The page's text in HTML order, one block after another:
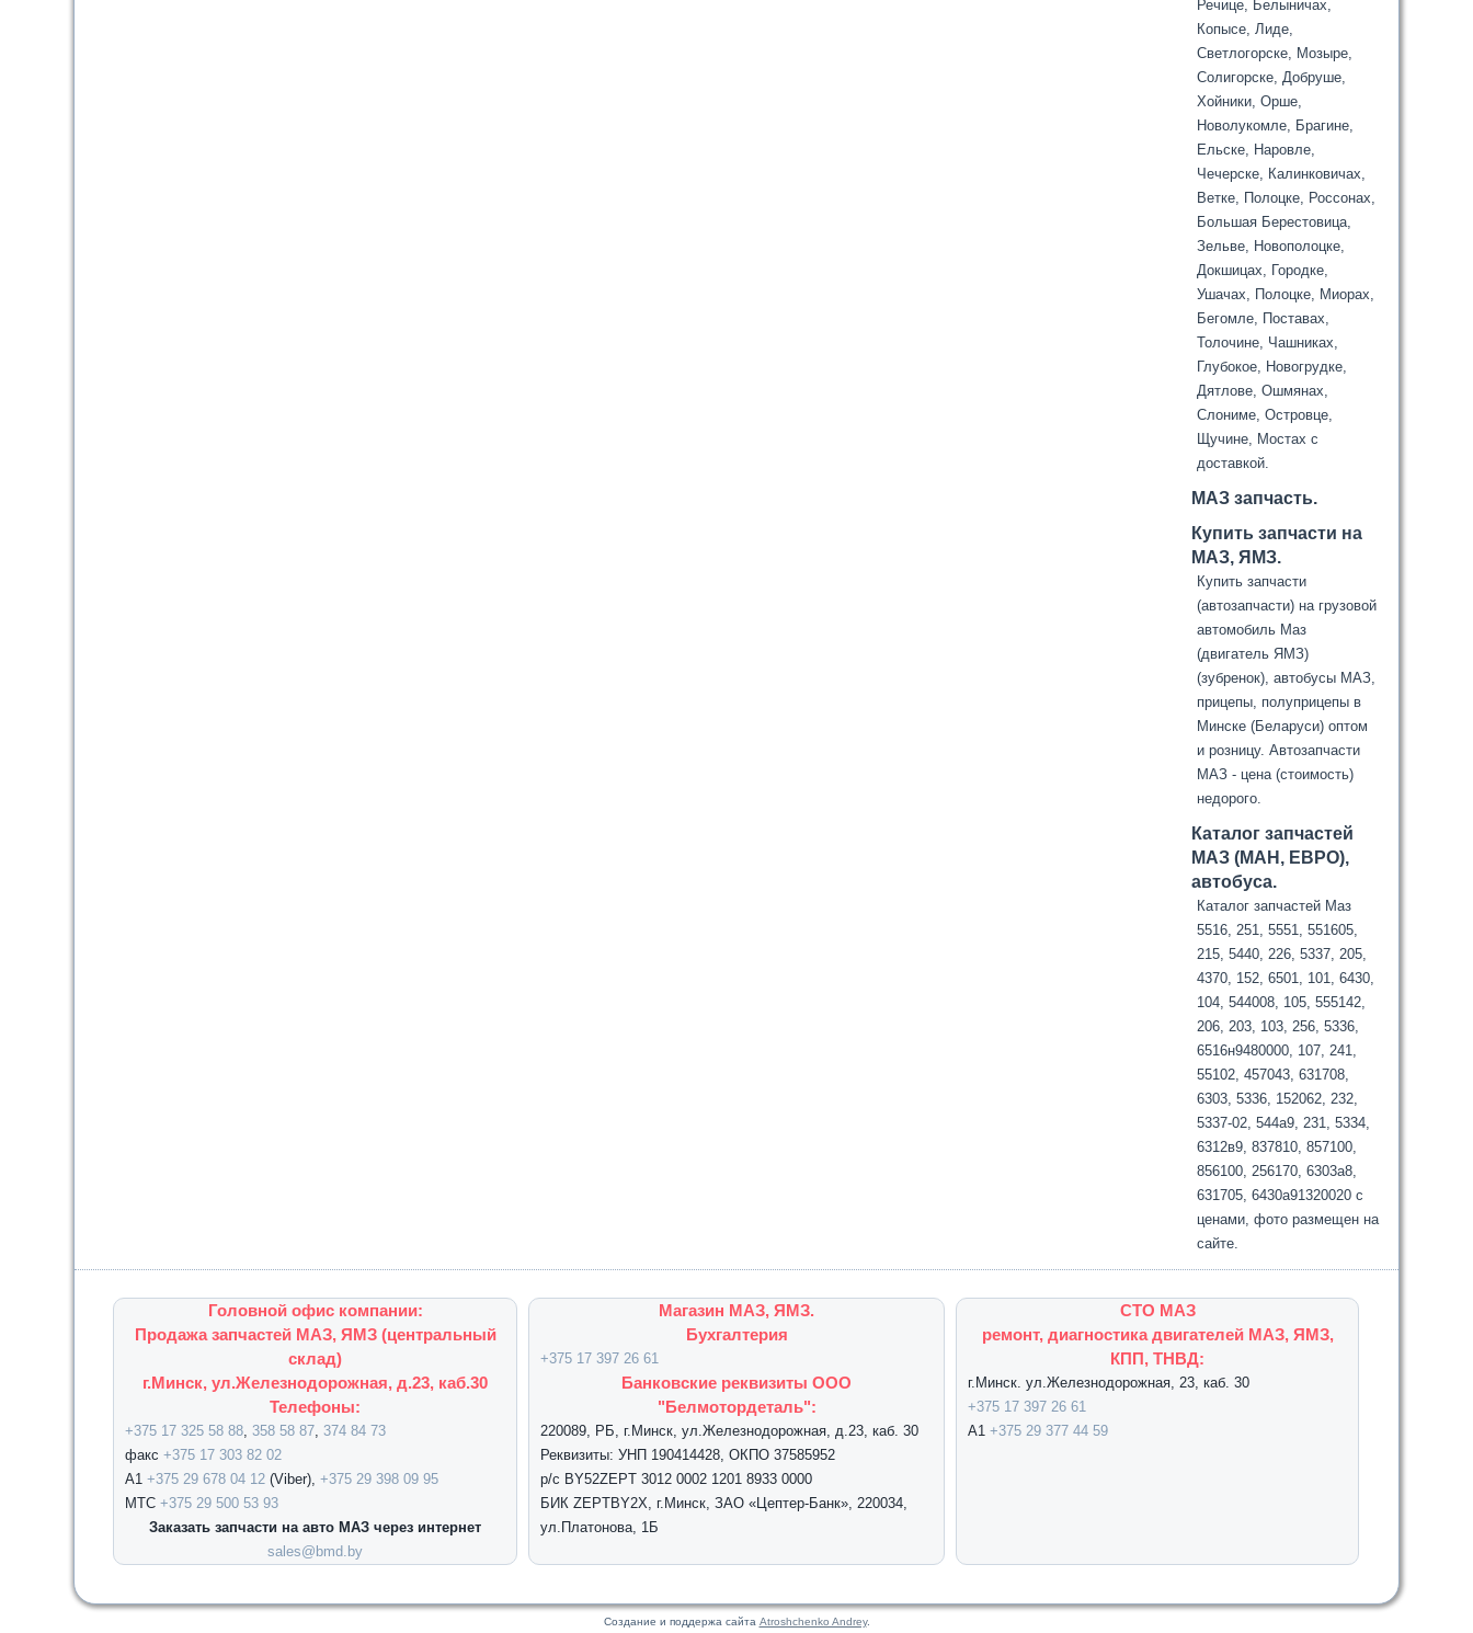
Речице, Белыничах,
Копысе, Лиде,
Светлогорске, Мозыре,
Солигорске, Добруше,
Хойники, Орше,
Новолукомле, Брагине,
Ельске, Наровле,
Чечерске, Калинковичах,
Ветке, Полоцке, Россонах,
Большая Берестовица,
Зельве, Новополоцке,
Докшицах, Городке,
Ушачах, Полоцке, Миорах,
Бегомле, Поставах,
Толочине, Чашниках,
Глубокое, Новогрудке,
Дятлове, Ошмянах,
Слониме, Островце,
Щучине, Мостах с
доставкой.
МАЗ запчасть.
Купить запчасти на
МАЗ, ЯМЗ.
Купить запчасти
(автозапчасти) на грузовой
автомобиль Маз
(двигатель ЯМЗ)
(зубренок), автобусы МАЗ,
прицепы, полуприцепы в
Минске (Беларуси) оптом
и розницу. Автозапчасти
МАЗ - цена (стоимость)
недорого.
Каталог запчастей
МАЗ (МАН, ЕВРО),
автобуса.
Каталог запчастей Маз
5516, 251, 5551, 551605,
215, 5440, 226, 5337, 205,
4370, 152, 6501, 101, 6430,
104, 544008, 105, 555142,
206, 203, 103, 256, 5336,
6516н9480000, 107, 241,
55102, 457043, 631708,
6303, 5336, 152062, 232,
5337-02, 544а9, 231, 5334,
6312в9, 837810, 857100,
856100, 256170, 6303а8,
631705, 6430а91320020 с
ценами, фото размещен на
сайте.
Головной офис компании:
Продажа запчастей МАЗ, ЯМЗ (центральный
склад)
г.Минск, ул.Железнодорожная, д.23, каб.30
Телефоны:
+375 17 325 58 88, 358 58 87, 374 84 73
факс+375 17 303 82 02
А1+375 29 678 04 12 (Viber),+375 29 398 09 95
МТС+375 29 500 53 93
Заказать запчасти на авто МАЗ через интернет
sales@bmd.by
Магазин МАЗ, ЯМЗ.
Бухгалтерия
+375 17 397 26 61
Банковские реквизиты ООО
"Белмотордеталь":
220089, РБ, г.Минск, ул.Железнодорожная, д.23, каб. 30
Реквизиты: УНП 190414428, ОКПО 37585952
р/с BY52ZEPT 3012 0002 1201 8933 0000
БИК ZEPTBY2X, г.Минск, ЗАО «Цептер-Банк», 220034,
ул.Платонова, 1Б
СТО МАЗ
ремонт, диагностика двигателей МАЗ, ЯМЗ,
КПП, ТНВД:
г.Минск. ул.Железнодорожная, 23, каб. 30
+375 17 397 26 61
А1+375 29 377 44 59
Создание и поддержа сайта Atroshchenko Andrey.